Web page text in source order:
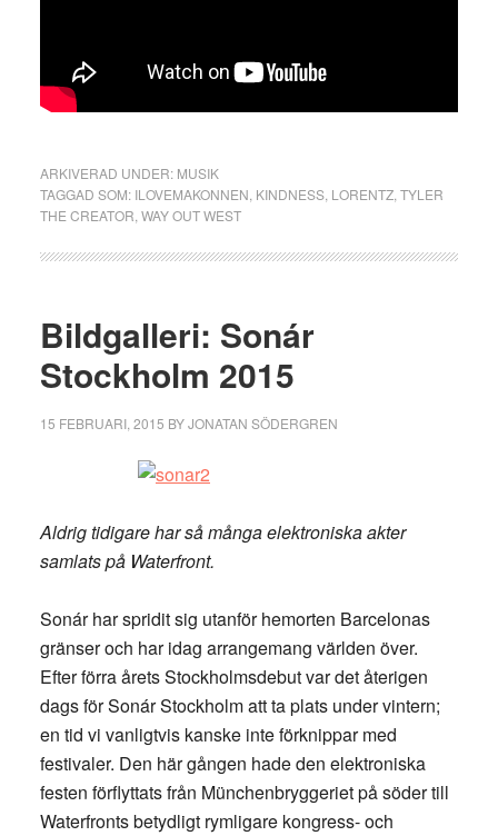
ARKIVERAD UNDER: MUSIK
TAGGAD SOM: ILOVEMAKONNEN KINDNESS, LORENTZ, TYLER
THE CREATOR WAY OUT WEST
Bildgalleri: Sonár
Stockholm 2015
15 FEBRUARI, 2015 BYJONATAN SÖDERGREN
Aldrig tidigare har så många elektroniska akter
samlats på Waterfront.
Sonár har spridit sig utanför hemorten Barcelonas
gränser och har idag arrangemang världen över.
Efter förra årets Stockholmsdebut var det återigen
dags för Sonár Stockholm att ta plats under vintern;
en tid vi vanligtvis kanske inte förknippar med
festivaler. Den här gången hade den elektroniska
festen förflyttats från Münchenbryggeriet på söder till
Waterfronts betydligt rymligare kongress- och